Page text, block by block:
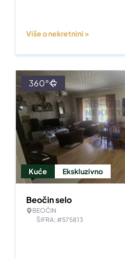
Više o nekretnini >
Kuće Ekskluzivno
360°
Beočin selo
BEOČIN
ŠIFRA: #575813